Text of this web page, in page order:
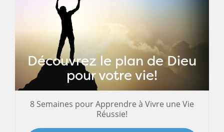
Découvrez le plan de Dieu
pour votre vie!
8 Semaines pour Apprendre à Vivre une Vie
Réussie!